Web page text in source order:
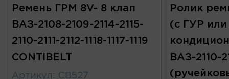
Ремень ГРМ 8V- 8 клап
ВАЗ-2108-2109-2114-2115-
2110-2111-2112-1118-1117-1119
CONTIBELT
Артикул : CB527
Ролик
(с ГУР или
ВАЗ-2110-